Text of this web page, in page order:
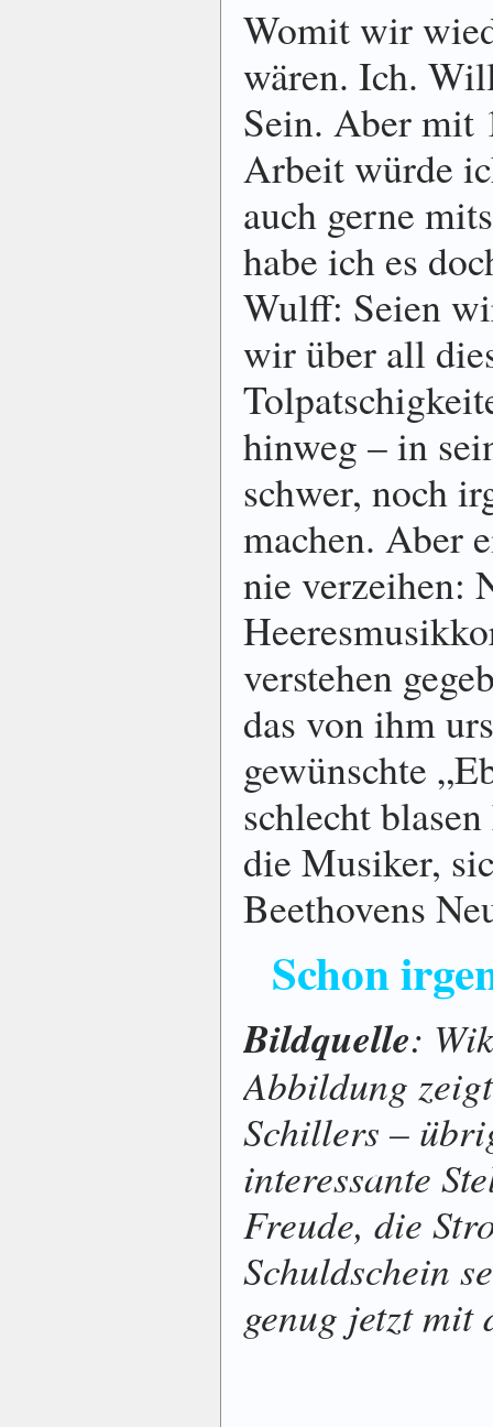
Womit wir
wären. Ich.
Sein. Aber mit
Arbeit würde
auch gerne
habe ich es
Wulff: Seien
wir über all
hinweg – in
schwer, noch
machen. Aber
nie verzeihen:
verstehen
das von ihm
gewünschte
schlecht
die Musiker,
Beethovens
Schon
Bildquelle:
Abbildung
Schillers –
interessante
Freude, die
Schuldschein
genug jetzt mit